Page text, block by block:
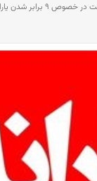
یارانه‌ها توضح داد.